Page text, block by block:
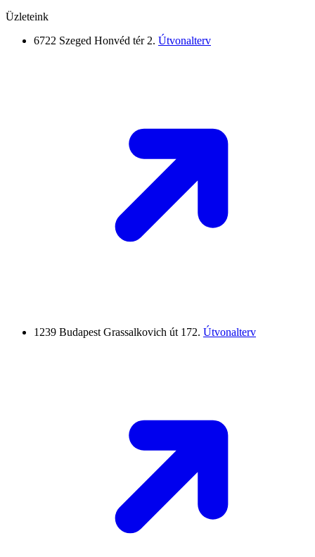
Üzleteink
6722 Szeged Honvéd tér 2. Útvonalterv
1239 Budapest Grassalkovich út 172. Útvonalterv